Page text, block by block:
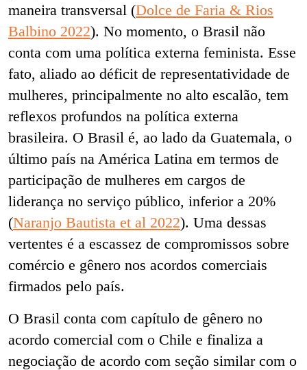
maneira transversal (Dolce de Faria & Rios
Balbino 2022). No momento, o Brasil não
conta com uma política externa feminista. Esse
fato, aliado ao déficit de representatividade de
mulheres, principalmente no alto escalão, tem
reflexos profundos na política externa
brasileira. O Brasil é, ao lado da Guatemala, o
último país na América Latina em termos de
participação de mulheres em cargos de
liderança no serviço público, inferior a 20%
(Naranjo Bautista et al 2022). Uma dessas
vertentes é a escassez de compromissos sobre
comércio e gênero nos acordos comerciais
firmados pelo país.
O Brasil conta com capítulo de gênero no
acordo comercial com o Chile e finaliza a
negociação de acordo com seção similar com o